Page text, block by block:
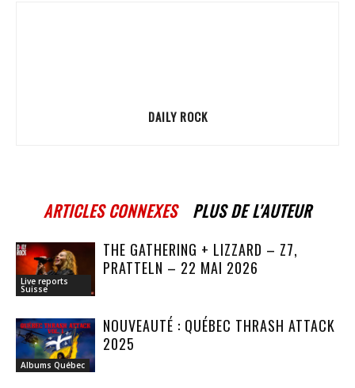
DAILY ROCK
ARTICLES CONNEXES PLUS DE L'AUTEUR
Live reports
Suisse
THE GATHERING + LIZZARD – Z7,
PRATTELN – 22 MAI 2026
Albums Québec
NOUVEAUTÉ : QUÉBEC THRASH ATTACK
2025